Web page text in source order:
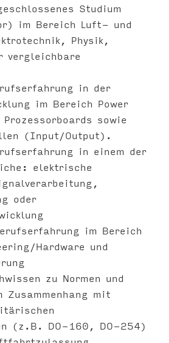
Studium
im Bereich Luft- und
Physik,
vergleichbare
in der
im Bereich Power
sowie
(Input/Output).
in einem der
elektrische
oder
im Bereich
Hardware und
zu Normen und
mit
(z.B. DO-160, DO-254)